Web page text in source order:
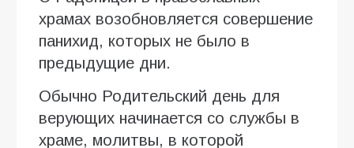
храмах возобновляется совершение
панихид, которых не было в
предыдущие дни.
Обычно Родительский день для
верующих начинается со службы в
храме, молитвы, в которой